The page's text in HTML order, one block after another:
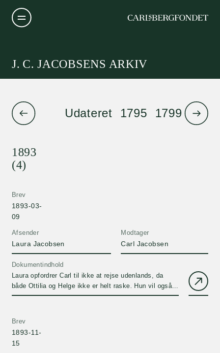
J. C. JACOBSENS ARKIV
Udateret 1795 1799 1801
1893
(4)
Afsender
Laura Jacobsen
Brev
1893-03-
09
Modtager
Carl Jacobsen
Dokumentindhold
Laura opfordrer Carl til ikke at rejse udenlands, da
både Ottilia og Helge ikke er helt raske. Hun vil også
selv være meget urolig.
Brev
1893-11-
15